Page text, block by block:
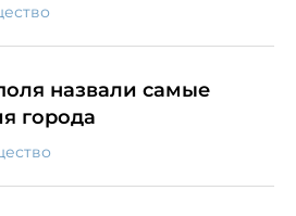
назвали самые
города